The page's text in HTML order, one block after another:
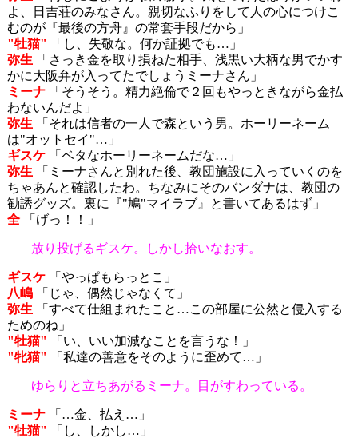
よ、日吉荘のみなさん。親切なふりをして人の心につけこ
むのが『最後の方舟』の常套手段だから」
"牡猫"
「し、失敬な。何か証拠でも…」
弥生 「さっき金を取り損ねた相手、浅黒い大柄な男でかす
かに大阪弁が入ってたでしょうミーナさん」
ミーナ「そうそう。精力絶倫で２回もやっときながら金払
わないんだよ」
弥生 「それは信者の一人で森という男。ホーリーネーム
は"オットセイ"…」
ギスケ「ベタなホーリーネームだな…」
弥生 「ミーナさんと別れた後、教団施設に入っていくのを
ちゃあんと確認したわ。ちなみにそのバンダナは、教団の
勧誘グッズ。裏に『"鳩"マイラブ』と書いてあるはず」
全「げっ！！」
放り投げるギスケ。しかし拾いなおす。
ギスケ「やっぱもらっとこ」
八嶋「じゃ、偶然じゃなくて」
弥生 「すべて仕組まれたこと…この部屋に公然と侵入する
ためのね」
"牡猫"
「い、いい加減なことを言うな！」
"牝猫"
「私達の善意をそのように歪めて…」
ゆらりと立ちあがるミーナ。目がすわっている。
ミーナ「…金、払え…」
"牡猫"
「し、しかし…」